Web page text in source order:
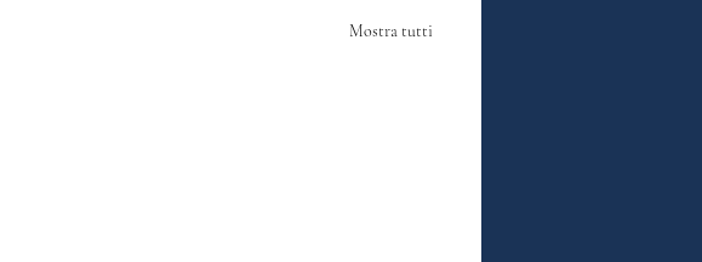
Mostra tutti